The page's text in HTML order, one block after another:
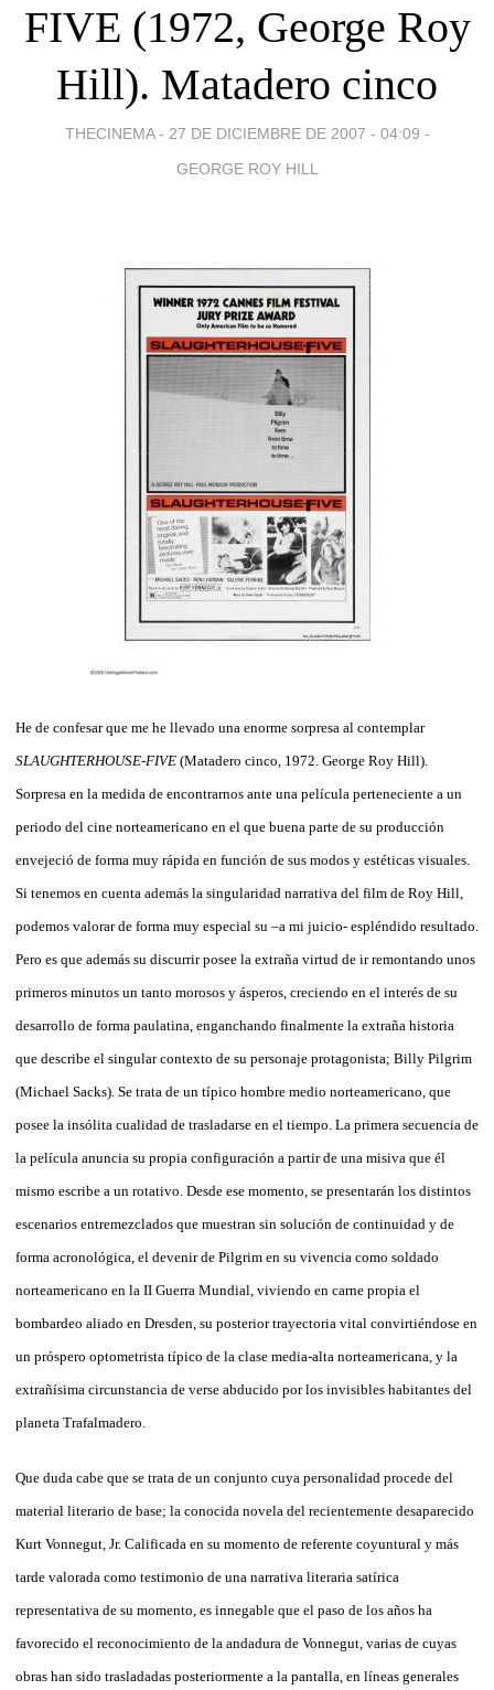
FIVE (1972, George Roy
Hill). Matadero cinco
THECINEMA - 27 DE DICIEMBRE DE 2007 - 04:09 -
GEORGE ROY HILL
He de confesar que me he llevado una enorme sorpresa al contemplar
SLAUGHTERHOUSE-FIVE (Matadero cinco, 1972. George Roy Hill).
Sorpresa en la medida de encontrarnos ante una película perteneciente a un
periodo del cine norteamericano en el que buena parte de su producción
envejeció de forma muy rápida en función de sus modos y estéticas visuales.
Si tenemos en cuenta además la singularidad narrativa del film de Roy Hill,
podemos valorar de forma muy especial su –a mi juicio- espléndido resultado.
Pero es que además su discurrir posee la extraña virtud de ir remontando unos
primeros minutos un tanto morosos y ásperos, creciendo en el interés de su
desarrollo de forma paulatina, enganchando finalmente la extraña historia
que describe el singular contexto de su personaje protagonista; Billy Pilgrim
(Michael Sacks). Se trata de un típico hombre medio norteamericano, que
posee la insólita cualidad de trasladarse en el tiempo. La primera secuencia de
la película anuncia su propia configuración a partir de una misiva que él
mismo escribe a un rotativo. Desde ese momento, se presentarán los distintos
escenarios entremezclados que muestran sin solución de continuidad y de
forma acronológica, el devenir de Pilgrim en su vivencia como soldado
norteamericano en la II Guerra Mundial, viviendo en carne propia el
bombardeo aliado en Dresden, su posterior trayectoria vital convirtiéndose en
un próspero optometrista típico de la clase media-alta norteamericana, y la
extrañísima circunstancia de verse abducido por los invisibles habitantes del
planeta Trafalmadero.
Que duda cabe que se trata de un conjunto cuya personalidad procede del
material literario de base; la conocida novela del recientemente desaparecido
Kurt Vonnegut, Jr. Calificada en su momento de referente coyuntural y más
tarde valorada como testimonio de una narrativa literaria satírica
representativa de su momento, es innegable que el paso de los años ha
favorecido el reconocimiento de la andadura de Vonnegut, varias de cuyas
obras han sido trasladadas posteriormente a la pantalla, en líneas generales